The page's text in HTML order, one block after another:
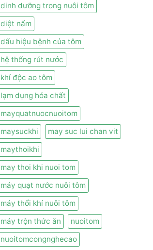
dinh dưỡng trong nuôi tôm
diệt nấm
dấu hiệu bệnh của tôm
hệ thống rút nước
khí độc ao tôm
lạm dụng hóa chất
mayquatnuocnuoitom
maysuckhi
may suc lui chan vit
maythoikhi
may thoi khi nuoi tom
máy quạt nước nuôi tôm
máy thổi khí nuôi tôm
máy trộn thức ăn
nuoitom
nuoitomcongnghecao